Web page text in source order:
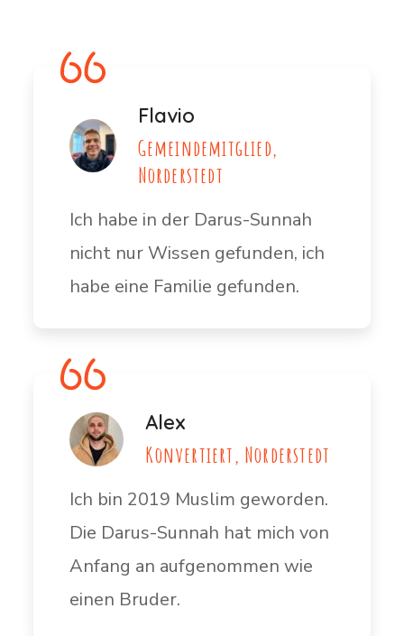
Flavio
Gemeindemitglied,
Norderstedt
Ich habe in der Darus-Sunnah
nicht nur Wissen gefunden, ich
habe eine Familie gefunden.
Alex
Konvertiert, Norderstedt
Ich bin 2019 Muslim geworden.
Die Darus-Sunnah hat mich von
Anfang an aufgenommen wie
einen Bruder.